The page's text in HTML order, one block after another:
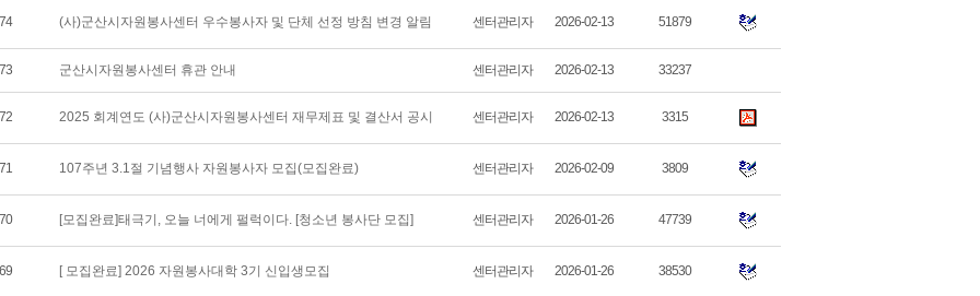
(사)군산시자원봉사센터 우수봉사자 및 단체 선정 방침 변경 알림 센터관리자 2026-02-13 51879
군산시자원봉사센터 휴관 안내 센터관리자 2026-02-13 33237
2025 회계연도 (사)군산시자원봉사센터 재무제표 및 결산서 공시 센터관리자 2026-02-13 3315
107주년 3.1절 기념행사 자원봉사자 모집(모집완료) 센터관리자 2026-02-09 3809
[모집완료]태극기, 오늘 너에게 펄럭이다. [청소년 봉사단 모집] 센터관리자 2026-01-26 47739
[ 모집완료] 2026 자원봉사대학 3기 신입생모집 센터관리자 2026-01-26 38530